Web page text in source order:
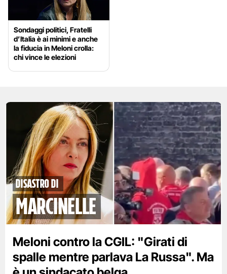
Sondaggi politici, Fratelli
d’Italia è ai minimi e anche
la fiducia in Meloni crolla:
chi vince le elezioni
disastro di
marcinelle
Meloni contro la CGIL: "Girati di
spalle mentre parlava La Russa". Ma